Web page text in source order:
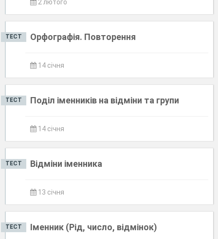
2 лютого
ТЕСТ Орфографія. Повторення
14 січня
ТЕСТ Поділ іменників на відміни та групи
14 січня
ТЕСТ Відміни іменника
13 січня
ТЕСТ Іменник (Рід, число, відмінок)